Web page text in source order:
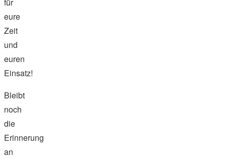
für
eure
Zeit
und
euren
Einsatz!
Bleibt
noch
die
Erinnerung
an